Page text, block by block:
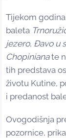
Tijekom
baleta
jezero, Đavo u
Chopinianate
tih predstava
životu Kutine,
i predanost
Ovogodišnja
pozornice,